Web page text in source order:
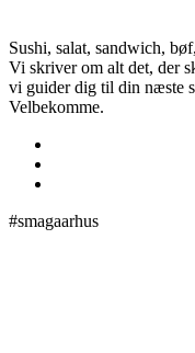
Sushi, salat, sandwich,
Vi skriver om alt det, der
vi guider dig til din næste
Velbekomme.
#smagaarhus